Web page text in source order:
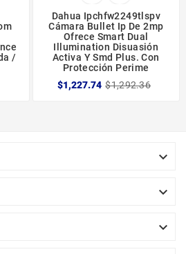
/
Dahua Ipchfw2249tlspv
Cámara Bullet Ip De 2mp
Ofrece Smart Dual
Illumination Disuasión
Activa Y Smd Plus. Con
Protección Perime
$1,227.74 $1,292.36


